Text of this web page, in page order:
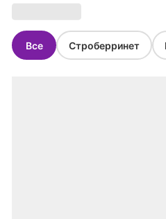
Все Строберринет